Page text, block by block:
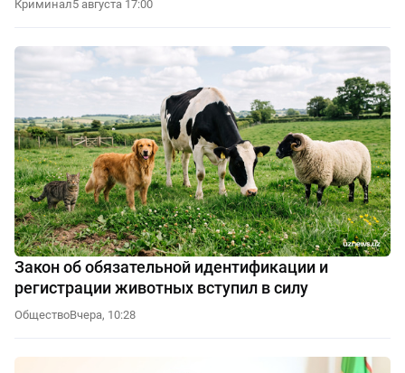
Криминал5 августа 17:00
Закон об обязательной идентификации и
регистрации животных вступил в силу
ОбществоВчера, 10:28